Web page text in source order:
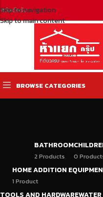
Skip to navigation
Skip to main content
สวัสดีครับ
BROWSE CATEGORIES
BATHROOM
2 Products 0
HOME ADDITION
1 Product
TOOLS AND HARDWARE